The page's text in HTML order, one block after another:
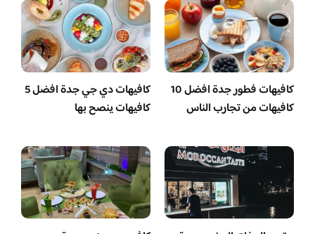
كافيهات فطور جدة افضل 10
كافيهات من تجارب الناس
كافيهات دي جي جدة افضل 5
كافيهات ينصح بها